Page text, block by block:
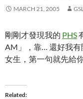
MARCH 21, 2005
剛剛才發現我的 PHS
AM」，靠… 還好我有
女生，第一句就先給
Related